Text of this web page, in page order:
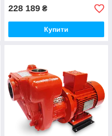
228 189 ₴
Купити